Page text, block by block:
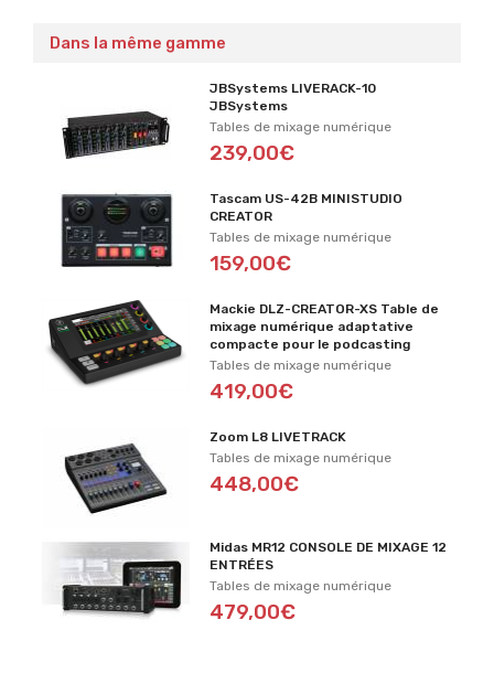
Dans la même gamme
JBSystems LIVERACK-10
JBSystems
Tables de mixage numérique
239,00€
Tascam US-42B MINISTUDIO
CREATOR
Tables de mixage numérique
159,00€
Mackie DLZ-CREATOR-XS Table de
mixage numérique adaptative
compacte pour le podcasting
Tables de mixage numérique
419,00€
Zoom L8 LIVETRACK
Tables de mixage numérique
448,00€
Midas MR12 CONSOLE DE MIXAGE 12
ENTRÉES
Tables de mixage numérique
479,00€